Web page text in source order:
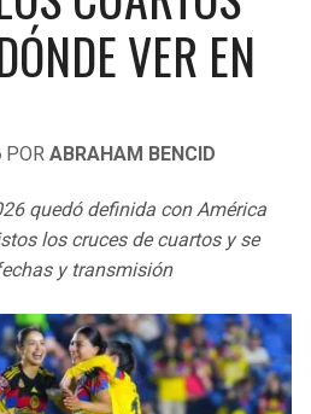
VER EN
POR ABRAHAM BENCID
quedó definida con América
los cruces de cuartos y se
y transmisión